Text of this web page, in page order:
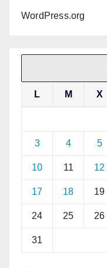
WordPress.org
L M X
3 4 5
10 11 12
17 18 19
24 25 26
31